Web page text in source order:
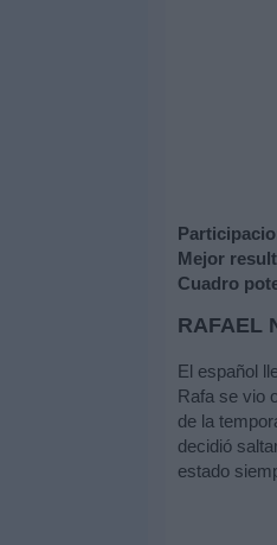
Mejor
Cuadro
RAFAEL
El español
Rafa se vio
de la
decidió
estado